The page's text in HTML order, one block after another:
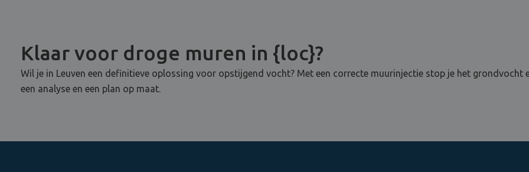
Klaar voor droge muren in {loc}?
Wil je in Leuven een definitieve oplossing voor opstijgend vocht? Met een correcte muurinjectie stop je het grondvocht
een analyse en een plan op maat.